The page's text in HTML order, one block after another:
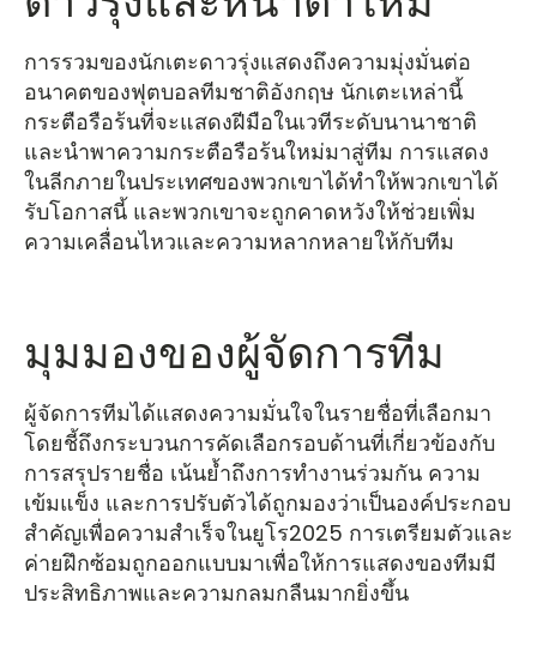
การรวมของนักเตะดาวรุ่งแสดงถึงความมุ่งมั่นต่อ
อนาคตของฟุตบอลทีมชาติอังกฤษ นักเตะเหล่านี้
กระตือรือร้นที่จะแสดงฝีมือในเวทีระดับนานาชาติ
และนำพาความกระตือรือร้นใหม่มาสู่ทีม การแสดง
ในลีกภายในประเทศของพวกเขาได้ทำให้พวกเขาได้
รับโอกาสนี้ และพวกเขาจะถูกคาดหวังให้ช่วยเพิ่ม
ความเคลื่อนไหวและความหลากหลายให้กับทีม
มุมมองของผู้จัดการทีม
ผู้จัดการทีมได้แสดงความมั่นใจในรายชื่อที่เลือกมา
โดยชี้ถึงกระบวนการคัดเลือกรอบด้านที่เกี่ยวข้องกับ
การสรุปรายชื่อ เน้นย้ำถึงการทำงานร่วมกัน ความ
เข้มแข็ง และการปรับตัวได้ถูกมองว่าเป็นองค์ประกอบ
สำคัญเพื่อความสำเร็จในยูโร2025 การเตรียมตัวและ
ค่ายฝึกซ้อมถูกออกแบบมาเพื่อให้การแสดงของทีมมี
ประสิทธิภาพและความกลมกลืนมากยิ่งขึ้น